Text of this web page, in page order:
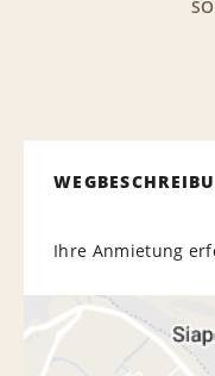
Ihre Anmietung